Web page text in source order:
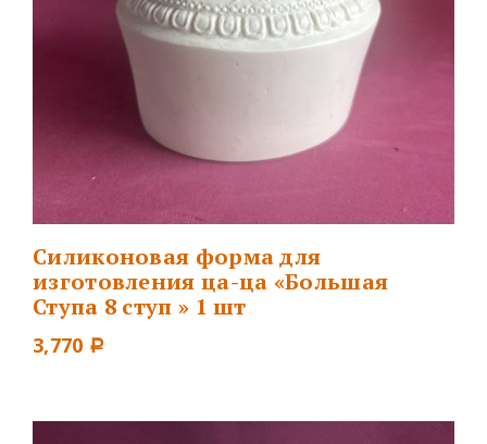
Силиконовая форма для
изготовления ца-ца «Большая
Ступа 8 ступ » 1 шт
3,770 Р